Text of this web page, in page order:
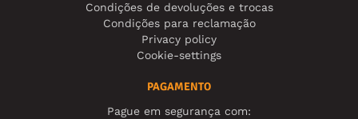
Condições de devoluções e trocas
Condições para reclamação
Privacy policy
Cookie-settings
PAGAMENTO
Pague em segurança com: